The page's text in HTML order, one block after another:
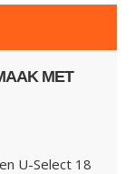
MET
U-Select 18